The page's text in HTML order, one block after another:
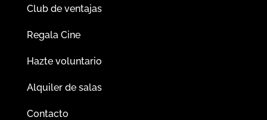
Club de ventajas
Regala Cine
Hazte voluntario
Alquiler de salas
Contacto